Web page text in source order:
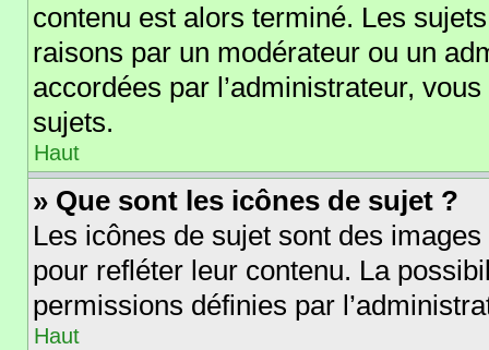
contenu est alors terminé. Les
raisons par un modérateur ou un
accordées par l’administrateur,
sujets.
Haut
» Que sont les icônes de sujet ?
Les icônes de sujet sont des
pour refléter leur contenu. La
permissions définies par
Haut